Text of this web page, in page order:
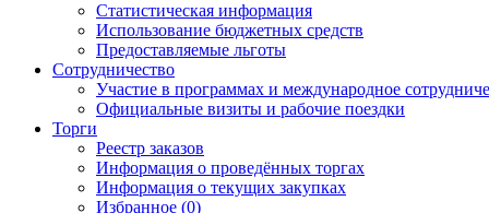
Статистическая информация
Использование бюджетных средств
Предоставляемые льготы
Сотрудничество
Участие в программах и международное
Официальные визиты и рабочие поездки
Торги
Реестр заказов
Информация о проведённых торгах
Информация о текущих закупках
Избранное (0)